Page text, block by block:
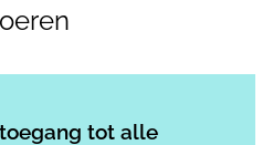
tot alle